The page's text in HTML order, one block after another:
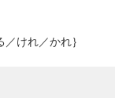
けれ／かれ｝